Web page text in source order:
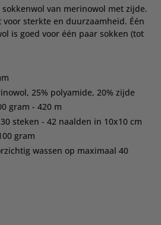
van merinowol met zijde.
voor sterkte en duurzaamheid. Één
is goed voor één paar sokken (tot
25% polyamide, 20% zijde
gram - 420 m
steken - 42 naalden in 10x10 cm
gram
wassen op maximaal 40